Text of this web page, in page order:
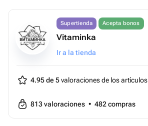
Supertienda Acepta bonos
Vitaminka
Ir a la tienda
4.95 de 5valoraciones de los artículos
813valoraciones • 482compras